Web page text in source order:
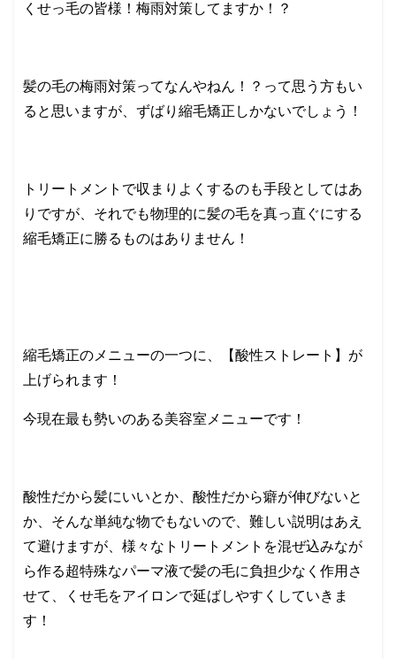
くせっ毛の皆様！梅雨対策してますか！？
髪の毛の梅雨対策ってなんやねん！？って思う方もい
ると思いますが、ずばり縮毛矯正しかないでしょう！
トリートメントで収まりよくするのも手段としてはあ
りですが、それでも物理的に髪の毛を真っ直ぐにする
縮毛矯正に勝るものはありません！
縮毛矯正のメニューの一つに、【酸性ストレート】が
上げられます！
今現在最も勢いのある美容室メニューです！
酸性だから髪にいいとか、酸性だから癖が伸びないと
か、そんな単純な物でもないので、難しい説明はあえ
て避けますが、様々なトリートメントを混ぜ込みなが
ら作る超特殊なパーマ液で髪の毛に負担少なく作用さ
せて、くせ毛をアイロンで延ばしやすくしていきま
す！